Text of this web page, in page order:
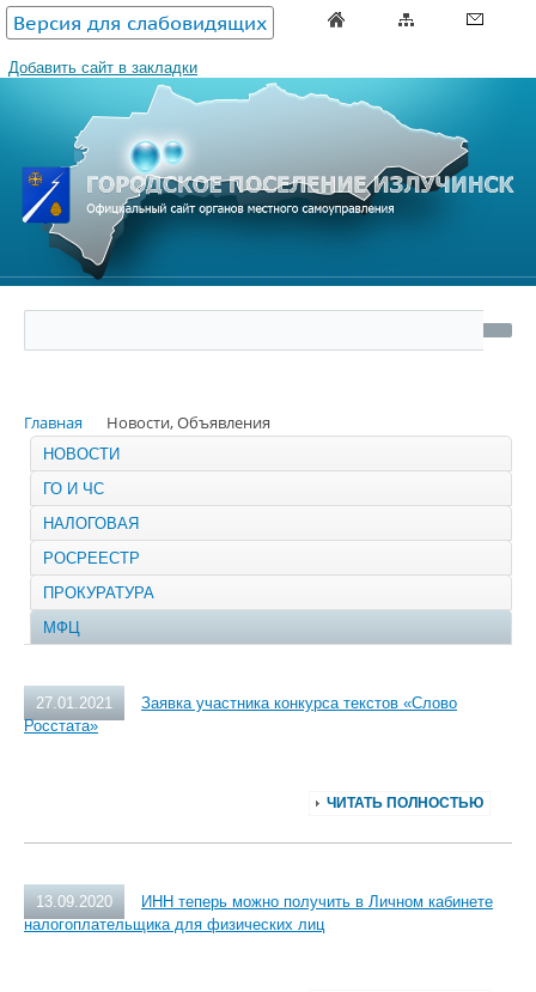
Версия для слабовидящих
Добавить сайт в закладки
Главная Новости, Объявления
НОВОСТИ
ГО И ЧС
НАЛОГОВАЯ
РОСРЕЕСТР
ПРОКУРАТУРА
МФЦ
27.01.2021
Заявка участника конкурса текстов «Слово
Росстата»
ЧИТАТЬ ПОЛНОСТЬЮ
13.09.2020
ИНН теперь можно получить в Личном кабинете
налогоплательщика для физических лиц